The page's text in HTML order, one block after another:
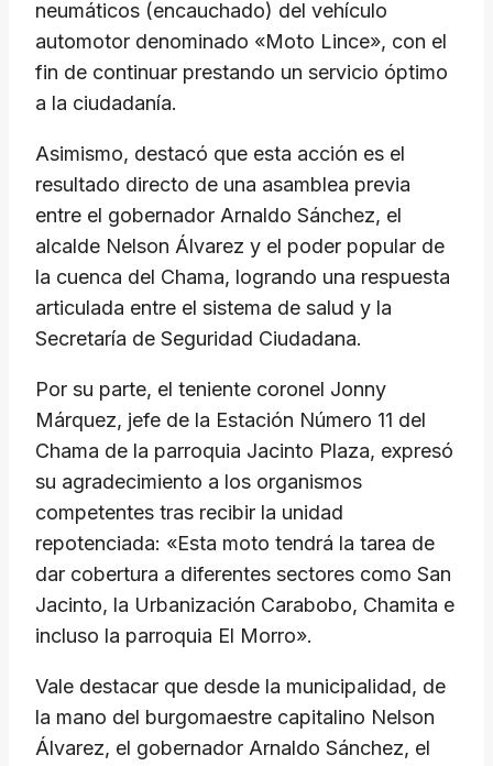
neumáticos (encauchado) del vehículo
automotor denominado «Moto Lince», con el
fin de continuar prestando un servicio óptimo
a la ciudadanía.
Asimismo, destacó que esta acción es el
resultado directo de una asamblea previa
entre el gobernador Arnaldo Sánchez, el
alcalde Nelson Álvarez y el poder popular de
la cuenca del Chama, logrando una respuesta
articulada entre el sistema de salud y la
Secretaría de Seguridad Ciudadana.
Por su parte, el teniente coronel Jonny
Márquez, jefe de la Estación Número 11 del
Chama de la parroquia Jacinto Plaza, expresó
su agradecimiento a los organismos
competentes tras recibir la unidad
repotenciada: «Esta moto tendrá la tarea de
dar cobertura a diferentes sectores como San
Jacinto, la Urbanización Carabobo, Chamita e
incluso la parroquia El Morro».
Vale destacar que desde la municipalidad, de
la mano del burgomaestre capitalino Nelson
Álvarez, el gobernador Arnaldo Sánchez, el